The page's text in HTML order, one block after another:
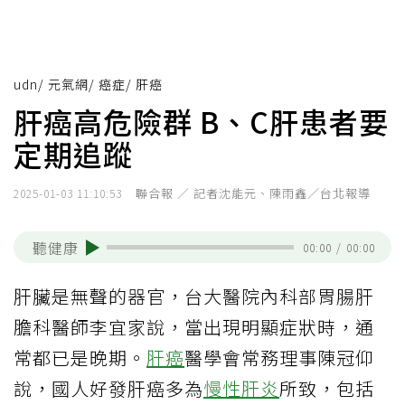
udn/ 元氣網/ 癌症/ 肝癌
肝癌高危險群 B、C肝患者要
定期追蹤
2025-01-03 11:10:53 聯合報 ／ 記者沈能元、陳雨鑫／台北報導
聽健康 00:00 / 00:00
肝臟是無聲的器官，台大醫院內科部胃腸肝
膽科醫師李宜家說，當出現明顯症狀時，通
常都已是晚期。 肝癌醫學會常務理事陳冠仰
說，國人好發肝癌多為慢性肝炎所致，包括